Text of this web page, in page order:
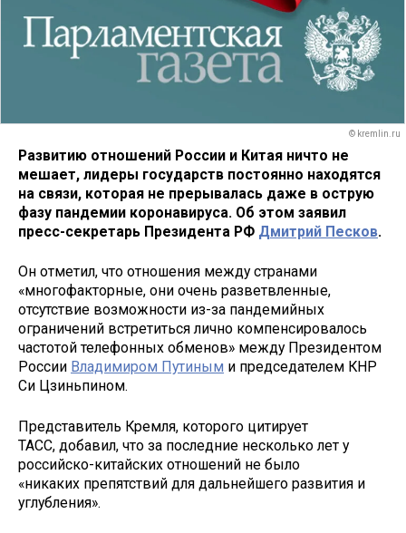
© kremlin.ru
Развитию отношений России и Китая ничто не
мешает, лидеры государств постоянно находятся
на связи, которая не прерывалась даже в острую
фазу пандемии коронавируса. Об этом заявил
пресс-секретарь Президента РФ Дмитрий Песков.
Он отметил, что отношения между странами
«многофакторные, они очень разветвленные,
отсутствие возможности из-за пандемийных
ограничений встретиться лично компенсировалось
частотой телефонных обменов» между Президентом
России Владимиром Путиным и председателем КНР
Си Цзиньпином.
Представитель Кремля, которого цитирует
ТАСС, добавил, что за последние несколько лет у
российско-китайских отношений не было
«никаких препятствий для дальнейшего развития и
углубления».